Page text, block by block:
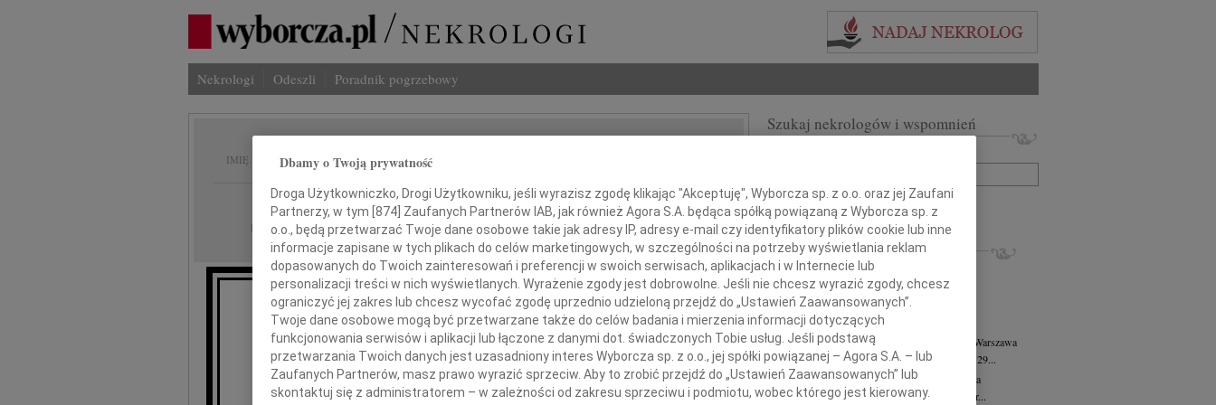
Nekrologi Odeszli Poradnik pogrzebowy
IMIĘ I NAZWISKO: Krzysztof Teodor Toeplitz
REGION: Warszawa
DATA EMISJI: 01.04.2010
Drogim
Bożence i Frankowi
wyrazy głębokiego współczucia i żalu
Szukaj nekrologów i wspomnień
+ szukanie zaawansowane
INNE NEKROLOGI
07.08.2026Warszawa
Dziekanie Wydziału dr hab. Julii Kubisie,...
07.08.2026Warszawa
Naszej kochanej i dzielnej Marylce Butruk...
Jacek Tadeusz Duniec
Warszawa
Z wielkim żalem przyjęliśmy wiadomość, że 29...
Małgorzata Kościelska07.08.2026
Warszawa
W dniu 3 sierpnia 2026 roku zmarła Profesor...
Dbamy o Twoją prywatność
Droga Użytkowniczko, Drogi Użytkowniku, jeśli wyrazisz zgodę klikając "Akceptuję", Wyborcza sp. z o.o. oraz jej Zaufani
Partnerzy, w tym [ 874 ] Zaufanych Partnerów IAB, jak również Agora S.A. będąca spółką powiązaną z Wyborcza sp. z
o.o., będą przetwarzać Twoje dane osobowe takie jak adresy IP, adresy e-mail czy identyfikatory plików cookie lub inne
informacje zapisane w tych plikach do celów marketingowych, w szczególności na potrzeby wyświetlania reklam
dopasowanych do Twoich zainteresowań i preferencji w swoich serwisach, aplikacjach i w Internecie lub
personalizacji treści w nich wyświetlanych. Wyrażenie zgody jest dobrowolne. Jeśli nie chcesz wyrazić zgody, chcesz
ograniczyć jej zakres lub chcesz wycofać zgodę uprzednio udzieloną przejdź do „Ustawień Zaawansowanych”.
Twoje dane osobowe mogą być przetwarzane także do celów badania i mierzenia informacji dotyczących
funkcjonowania serwisów i aplikacji lub łączone z danymi dot. świadczonych Tobie usług. Jeśli podstawą
przetwarzania Twoich danych jest uzasadniony interes Wyborcza sp. z o.o., jej spółki powiązanej – Agora S.A. – lub
Zaufanych Partnerów, masz prawo wyrazić sprzeciw. Aby to zrobić przejdź do „Ustawień Zaawansowanych” lub
skontaktuj się z administratorem – w zależności od zakresu sprzeciwu i podmiotu, wobec którego jest kierowany.